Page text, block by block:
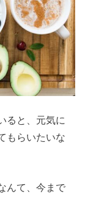
ると、元気に
もらいたいな
んて、今まで